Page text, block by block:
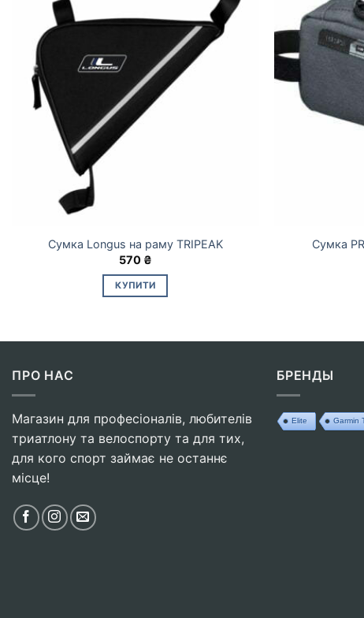
Сумка Longus на раму TRIPEAK
570 ₴
КУПИТИ
Сумка
ПРО НАС
Магазин для професіоналів, любителів
триатлону та велоспорту та для тих,
для кого спорт займає не останнє
місце!
БРЕНДЫ
Elite Garmin